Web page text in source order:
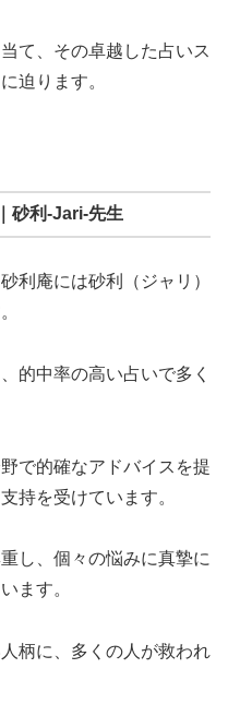
て、その卓越した占いス
迫ります。
砂利-Jari-先生
利庵には砂利（ジャリ）
的中率の高い占いで多く
で的確なアドバイスを提
持を受けています。
し、個々の悩みに真摯に
ます。
柄に、多くの人が救われ